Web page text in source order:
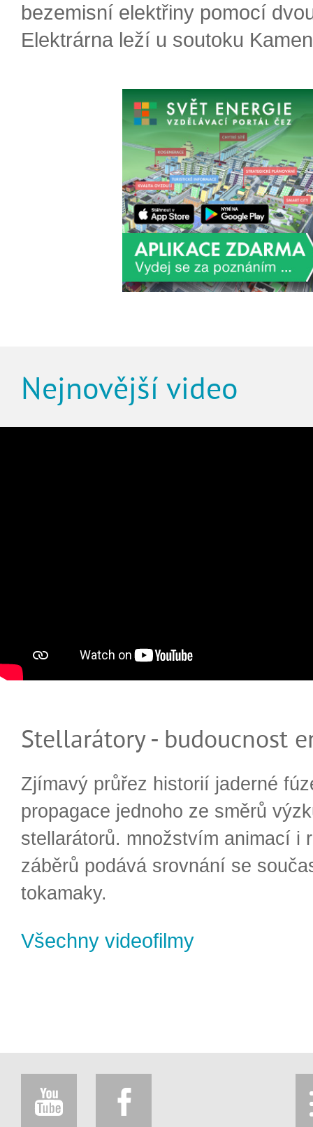
bezemisní elektřiny pomocí
Elektrárna leží u soutoku
Nejnovější video
Stellarátory - budoucnost
Zjímavý průřez historií jaderné
propagace jednoho ze směrů
stellarátorů. množstvím animací i
záběrů podává srovnání se
tokamaky.
Všechny videofilmy